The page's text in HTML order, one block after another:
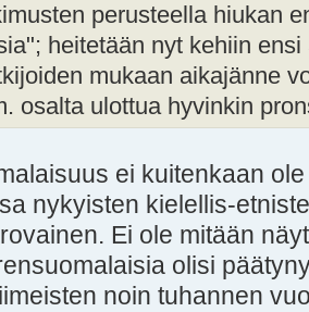
perusteella hiukan
heitetään nyt kehiin
mukaan aikajänne
osalta ulottua hyvinkin
ei kuitenkaan
nykyisten kielellis-
Ei ole mitään
olisi
noin tuhannen